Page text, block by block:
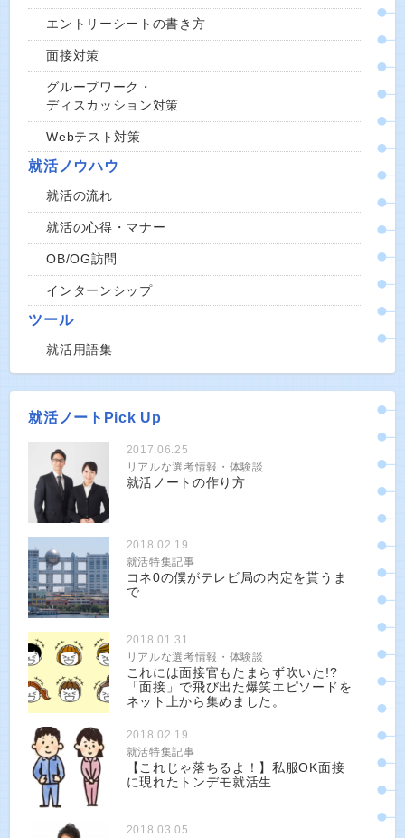
エントリーシートの書き方
面接対策
グループワーク・
ディスカッション対策
Webテスト対策
就活ノウハウ
就活の流れ
就活の心得・マナー
OB/OG訪問
インターンシップ
ツール
就活用語集
就活ノートPick Up
2017.06.25
リアルな選考情報・体験談
就活ノートの作り方
2018.02.19
就活特集記事
コネ0の僕がテレビ局の内定を貰うま
で
2018.01.31
リアルな選考情報・体験談
これには面接官もたまらず吹いた!?
「面接」で飛び出た爆笑エピソードを
ネット上から集めました。
2018.02.19
就活特集記事
【これじゃ落ちるよ！】私服OK面接
に現れたトンデモ就活生
2018.03.05